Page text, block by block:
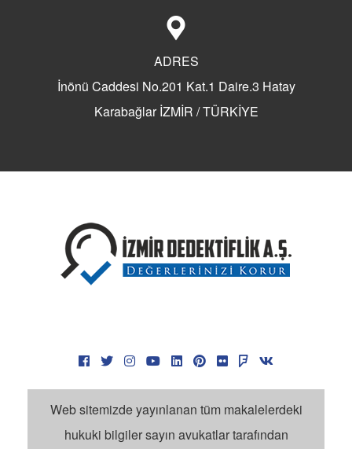
ADRES
İnönü Caddesi No.201 Kat.1 Daire.3 Hatay
Karabağlar İZMİR / TÜRKİYE
Web sitemizde yayınlanan tüm makalelerdeki
hukuki bilgiler sayın avukatlar tarafından